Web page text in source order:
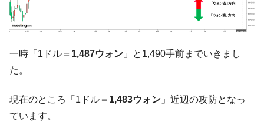
国の過剰生産が世界を蝕む。
『Money1』
『Money1』
【米韓激突案件】韓国消費者院が『クーパ
ン』1人当たり賠償10万ウォンを認定 ⇒ 総額3兆7,000億
『Money1』
「KDDX」1番艦、2032年竣工と公示
一時「1ドル＝ 1,487ウォン 」と1,490手前までいきまし
た。
現在のところ「1ドル＝ 1,483ウォン 」近辺の攻防となっ
ています。